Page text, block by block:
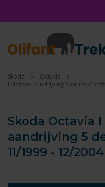
Skoda
Octavia
I Vierwiel aandrijving 5 deurs,
Skoda Octavia
aandrijving 5
11/1999 - 12/